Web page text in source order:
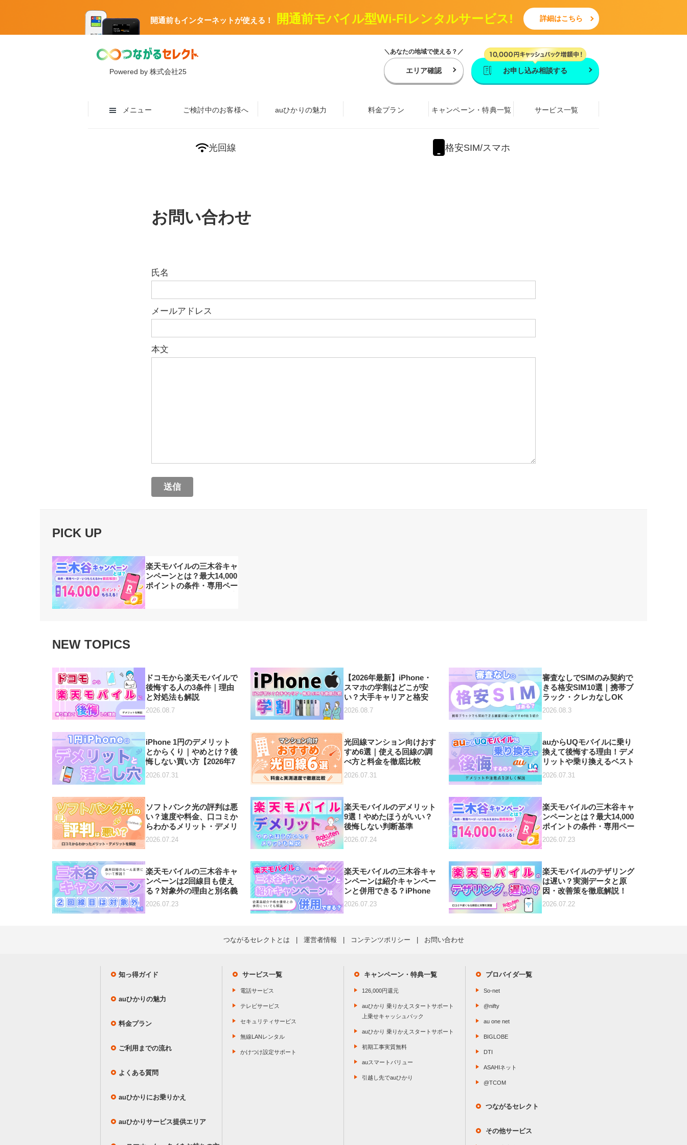
開通前もインターネットが使える！ 開通前モバイル型Wi-Fiレンタルサービス! 詳細はこちら
Powered by 株式会社25
＼あなたの地域で使える？／
エリア確認 お申し込み相談する
メニュー ご検討中のお客様へ auひかりの魅力 料金プラン キャンペーン・特典一覧 サービス一覧
光回線 格安SIM/スマホ
お問い合わせ
氏名
メールアドレス
本文
送信
PICK UP
楽天モバイルの三木谷キャ
ンペーンとは？最大14,000
ポイントの条件・専用ペー
NEW TOPICS
ドコモから楽天モバイルで
後悔する人の3条件｜理由
と対処法も解説
2026.08.7
【2026年最新】iPhone・
スマホの学割はどこが安
い？大手キャリアと格安
SIM8社を徹底比較
2026.08.7
審査なしでSIMのみ契約で
きる格安SIM10選｜携帯ブ
ラック・クレカなしOK
2026.08.3
iPhone 1円のデメリット
とからくり｜やめとけ？後
悔しない買い方【2026年7
月】
2026.07.31
光回線マンション向けおす
すめ6選｜使える回線の調
べ方と料金を徹底比較
2026.07.31
auからUQモバイルに乗り
換えて後悔する理由！デメ
リットや乗り換えるベスト
タイミングを解説
2026.07.31
ソフトバンク光の評判は悪
い？速度や料金、口コミか
らわかるメリット・デメリ
ットを解説
2026.07.24
楽天モバイルのデメリット
9選！やめたほうがいい？
後悔しない判断基準
【2026年7月】
2026.07.24
楽天モバイルの三木谷キャ
ンペーンとは？最大14,000
ポイントの条件・専用ペー
ジ・いつもらえるかを徹底
2026.07.23
楽天モバイルの三木谷キャ
ンペーンは2回線目も使え
る？対象外の理由と別名義
で得する方法【2026年7月
2026.07.23
楽天モバイルの三木谷キャ
ンペーンは紹介キャンペー
ンと併用できる？iPhone
割引との組み合わせも解説
2026.07.23
楽天モバイルのテザリング
は遅い？実測データと原
因・改善策を徹底解説！
2026.07.22
つながるセレクトとは 運営者情報 コンテンツポリシー お問い合わせ
知っ得ガイド
auひかりの魅力
料金プラン
ご利用までの流れ
よくある質問
auひかりにお乗りかえ
auひかりサービス提供エリア
サービス一覧
電話サービス
テレビサービス
セキュリティサービス
無線LANレンタル
かけつけ設定サポート
キャンペーン・特典一覧
126,000円還元
auひかり 乗りかえスタートサポート
上乗せキャッシュバック
auひかり 乗りかえスタートサポート
初期工事実質無料
auスマートバリュー
引越し先でauひかり
プロバイダ一覧
So-net
@nifty
au one net
BIGLOBE
DTI
ASAHIネット
@TCOM
つながるセレクト
その他サービス